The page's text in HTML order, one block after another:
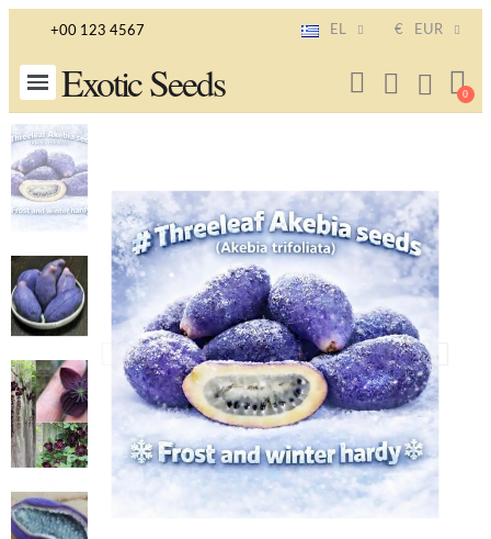
+00 123 4567 EL € EUR
Exotic Seeds